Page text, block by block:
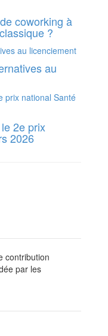
coworking à
?
au
2e prix
2026
contribution
par les